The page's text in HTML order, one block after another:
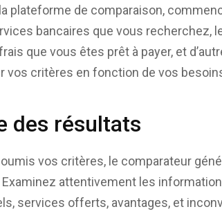
plateforme de comparaison,
bancaires que vous recherchez,
que vous êtes prêt à payer, et
vos critères en fonction de vos
des résultats
vos critères, le comparateur
attentivement les
services offerts, avantages, et